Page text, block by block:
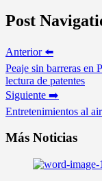
Post
Anterior ⬅️
Peaje sin barreras en
lectura de patentes
Siguiente ➡️
Entretenimientos al
Más Noticias